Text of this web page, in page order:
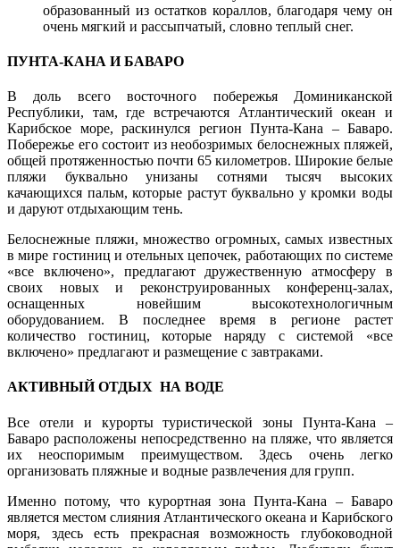
образованный из остатков кораллов, благодаря чему он
очень мягкий и рассыпчатый, словно теплый снег.
ПУНТА-КАНА И БАВАРО
В доль всего восточного побережья Доминиканской
Республики, там, где встречаются Атлантический океан и
Карибское море, раскинулся регион Пунта-Кана – Баваро.
Побережье его состоит из необозримых белоснежных пляжей,
общей протяженностью почти 65 километров. Широкие белые
пляжи буквально унизаны сотнями тысяч высоких
качающихся пальм, которые растут буквально у кромки воды
и даруют отдыхающим тень.
Белоснежные пляжи, множество огромных, самых известных
в мире гостиниц и отельных цепочек, работающих по системе
«все включено», предлагают дружественную атмосферу в
своих новых и реконструированных конференц-залах,
оснащенных новейшим высокотехнологичным
оборудованием. В последнее время в регионе растет
количество гостиниц, которые наряду с системой «все
включено» предлагают и размещение с завтраками.
АКТИВНЫЙ ОТДЫХ НА ВОДЕ
Все отели и курорты туристической зоны Пунта-Кана –
Баваро расположены непосредственно на пляже, что является
их неоспоримым преимуществом. Здесь очень легко
организовать пляжные и водные развлечения для групп.
Именно потому, что курортная зона Пунта-Кана – Баваро
является местом слияния Атлантического океана и Карибского
моря, здесь есть прекрасная возможность глубоководной